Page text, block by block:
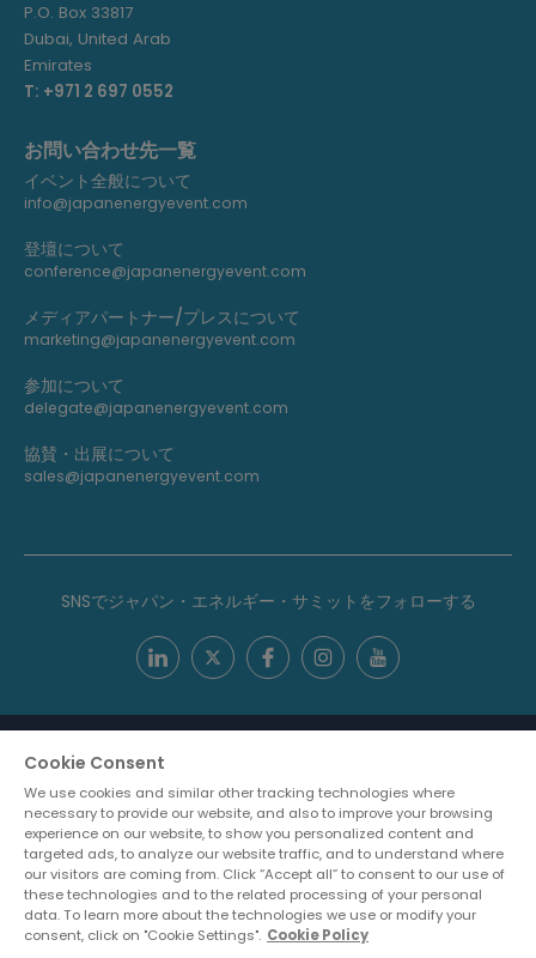
P.O. Box 33817
Dubai, United Arab
Emirates
T: +971 2 697 0552
お問い合わせ先一覧
イベント全般について
info@japanenergyevent.com
登壇について
conference@japanenergyevent.com
メディアパートナー/プレスについて
marketing@japanenergyevent.com
参加について
delegate@japanenergyevent.com
協賛・出展について
sales@japanenergyevent.com
SNSでジャパン・エネルギー・サミットをフォローする
ABOUT US CAREERS PRIVACY POLICY CONTACT US
COOKIES SETTINGS
Cookie Consent
We use cookies and similar other tracking technologies where
necessary to provide our website, and also to improve your browsing
experience on our website, to show you personalized content and
targeted ads, to analyze our website traffic, and to understand where
our visitors are coming from. Click “Accept all” to consent to our use of
these technologies and to the related processing of your personal
data. To learn more about the technologies we use or modify your
consent, click on "Cookie Settings". Cookie Policy